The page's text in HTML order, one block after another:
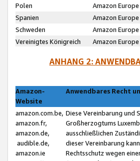
Polen
Amazon Europe
Spanien
Amazon Europe
Schweden
Amazon Europe
Vereinigtes Königreich
Amazon Europe
ANHANG 2:
Amazon-
Website
Anwendbares Recht
amazon.com.be,
amazon.fr,
amazon.de,
audible.de,
amazon.ie
Diese Vereinbarung und
Großherzogtums
ausschließlichen
dieser Vereinbarung
Rechtsschutz wegen